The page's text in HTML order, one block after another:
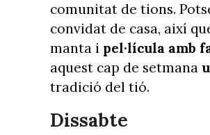
comunitat de tions.
convidat de casa, així
manta i pel·lícula amb
aquest cap de setmana
tradició del tió.
Dissabte